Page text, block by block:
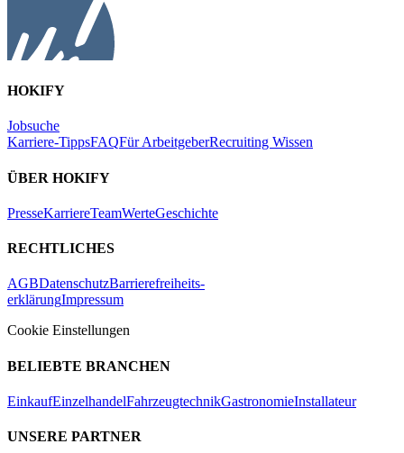
HOKIFY
Jobsuche
Karriere-TippsFAQFür ArbeitgeberRecruiting Wissen
ÜBER HOKIFY
PresseKarriereTeamWerteGeschichte
RECHTLICHES
AGBDatenschutzBarrierefreiheits-
erklärungImpressum
Cookie Einstellungen
BELIEBTE BRANCHEN
EinkaufEinzelhandelFahrzeugtechnikGastronomieInstallateur
UNSERE PARTNER